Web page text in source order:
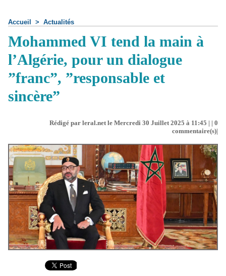
Accueil > Actualités
Mohammed VI tend la main à
l’Algérie, pour un dialogue
”franc”, ”responsable et
sincère”
Rédigé par leral.net le Mercredi 30 Juillet 2025 à 11:45 | | 0
commentaire(s)|